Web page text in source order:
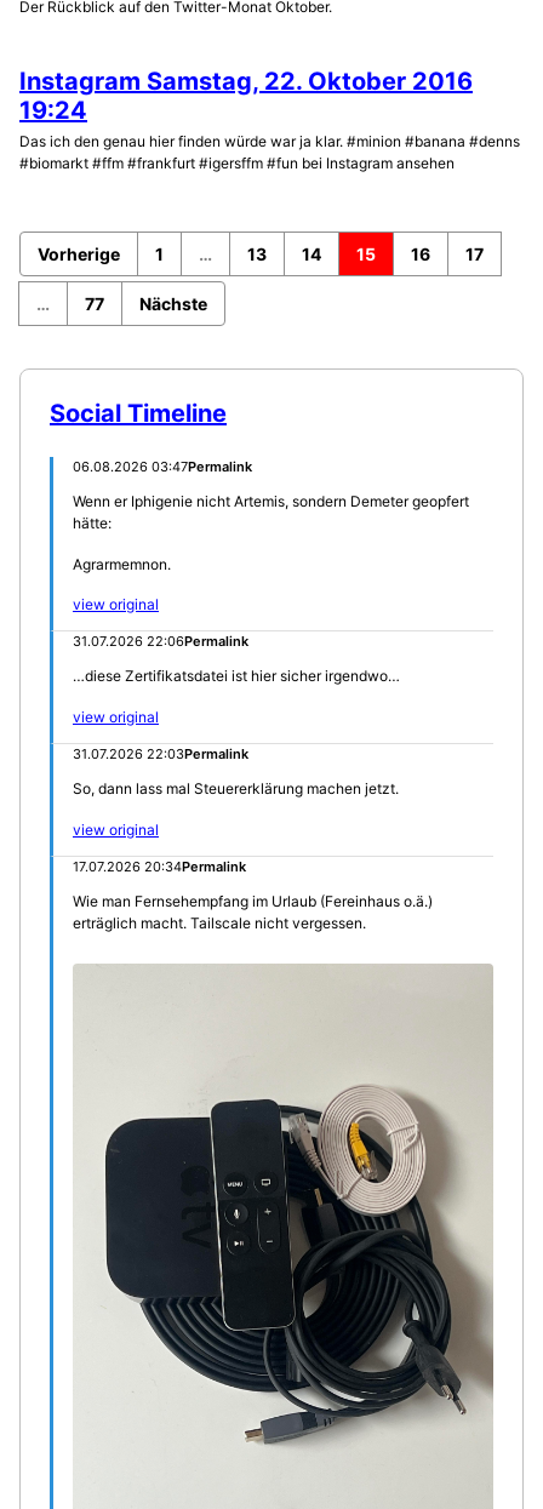
Der Rückblick auf den Twitter-Monat Oktober.
Instagram Samstag, 22. Oktober 2016
19:24
Das ich den genau hier finden würde war ja klar. #minion #banana #denns
#biomarkt #ffm #frankfurt #igersffm #fun bei Instagram ansehen
Vorherige 1 … 13 14 15 16 17
… 77 Nächste
Social Timeline
06.08.2026 03:47Permalink
Wenn er Iphigenie nicht Artemis, sondern Demeter geopfert
hätte:
Agrarmemnon.
view original
31.07.2026 22:06Permalink
…diese Zertifikatsdatei ist hier sicher irgendwo…
view original
31.07.2026 22:03Permalink
So, dann lass mal Steuererklärung machen jetzt.
view original
17.07.2026 20:34Permalink
Wie man Fernsehempfang im Urlaub (Fereinhaus o.ä.)
erträglich macht. Tailscale nicht vergessen.